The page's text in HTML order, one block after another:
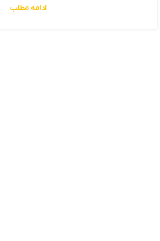
ادامه مطلب